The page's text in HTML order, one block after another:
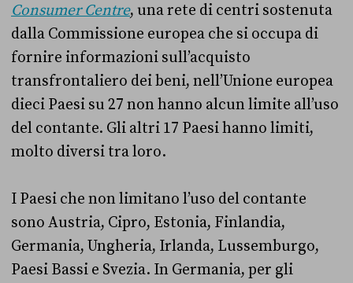
Consumer Centre, una rete di centri sostenuta
dalla Commissione europea che si occupa di
fornire informazioni sull’acquisto
transfrontaliero dei beni, nell’Unione europea
dieci Paesi su 27 non hanno alcun limite all’uso
del contante. Gli altri 17 Paesi hanno limiti,
molto diversi tra loro.
I Paesi che non limitano l’uso del contante
sono Austria, Cipro, Estonia, Finlandia,
Germania, Ungheria, Irlanda, Lussemburgo,
Paesi Bassi e Svezia. In Germania, per gli